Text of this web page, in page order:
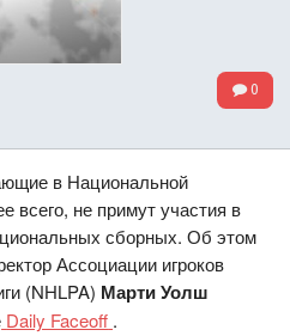
0
в Национальной
всего, не примут участия в
сборных. Об этом
Ассоциации игроков
(NHLPA) Марти Уолш
Daily Faceoff .